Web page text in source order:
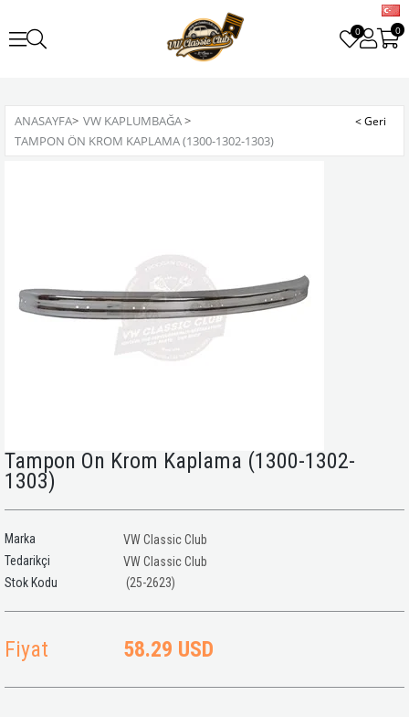
0 0
ANASAYFA> VW KAPLUMBAĞA>
TAMPON ÖN KROM KAPLAMA (1300-1302-1303)
Tampon Ön Krom Kaplama (1300-1302-
1303)
Marka
VW Classic Club
Tedarikçi
VW Classic Club
(25-2623)
Fiyat 58.29 USD